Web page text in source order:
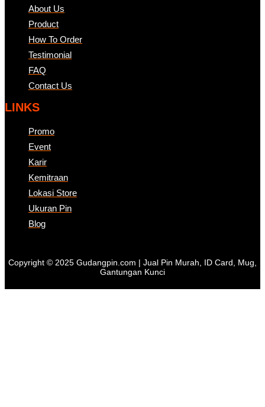
About Us
Product
How To Order
Testimonial
FAQ
Contact Us
LINKS
Promo
Event
Karir
Kemitraan
Lokasi Store
Ukuran Pin
Blog
Copyright © 2025 Gudangpin.com | Jual Pin Murah, ID Card, Mug,
Gantungan Kunci